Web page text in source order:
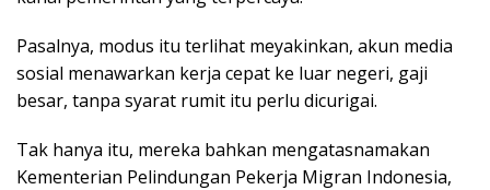
Pasalnya, modus itu terlihat meyakinkan, akun media
sosial menawarkan kerja cepat ke luar negeri, gaji
besar, tanpa syarat rumit itu perlu dicurigai.
Tak hanya itu, mereka bahkan mengatasnamakan
Kementerian Pelindungan Pekerja Migran Indonesia,